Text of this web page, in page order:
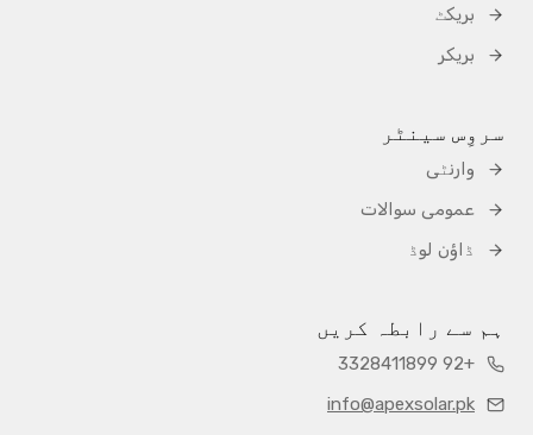
بریکٹ
بریکر
سروِس سینٹر
وارنٹی
عمومی سوالات
ڈاؤن لوڈ
ہم سے رابطہ کریں
+92 3328411899
info@apexsolar.pk